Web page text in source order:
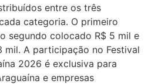
entre os três
categoria. O primeiro
segundo colocado R$ 5 mil e
A participação no Festival
2026 é exclusiva para
e empresas